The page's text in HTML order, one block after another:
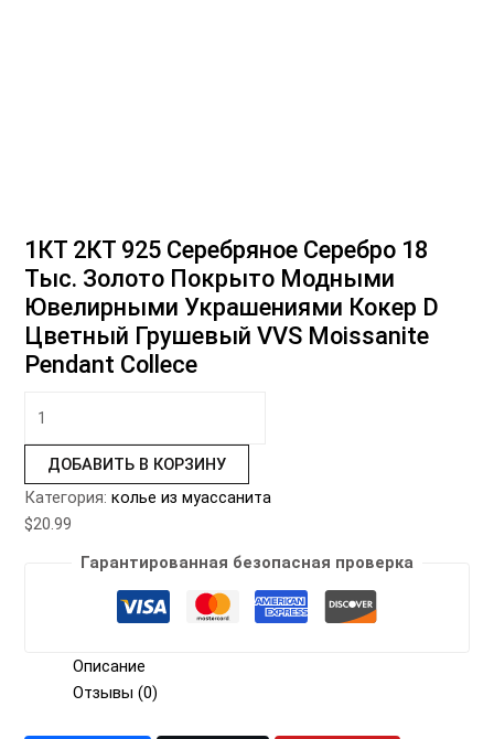
1КТ 2КТ 925 Серебряное Серебро 18
Тыс. Золото Покрыто Модными
Ювелирными Украшениями Кокер D
Цветный Грушевый VVS Moissanite
Pendant Collece
ДОБАВИТЬ В КОРЗИНУ
Категория:колье из муассанита
$20.99
Гарантированная безопасная проверка
Описание
Отзывы (0)